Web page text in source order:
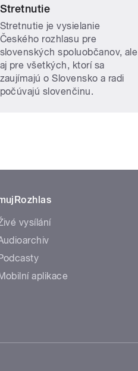
Stretnutie
Stretnutie je vysielanie
Českého rozhlasu pre
slovenských spoluobčanov, ale
aj pre všetkých, ktorí sa
zaujímajú o Slovensko a radi
počúvajú slovenčinu.
vysílání
aplikace